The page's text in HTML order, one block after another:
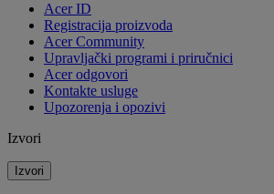
Acer ID
Registracija proizvoda
Acer Community
Upravljački programi i priručnici
Acer odgovori
Kontakte usluge
Upozorenja i opozivi
Izvori
Izvori